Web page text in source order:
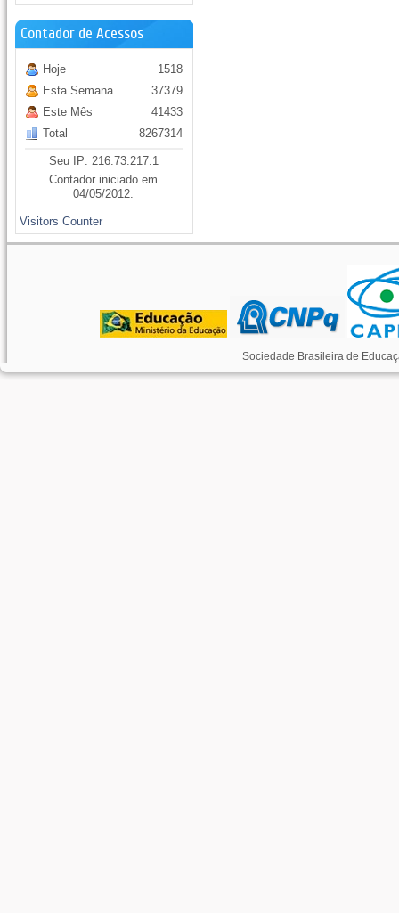
Contador de Acessos
Hoje
Esta Semana
Este Mês
Total
1518
37379
41433
8267314
Seu IP: 216.73.217.1
Contador iniciado em
04/05/2012.
Visitors Counter
Sociedade Brasileira de